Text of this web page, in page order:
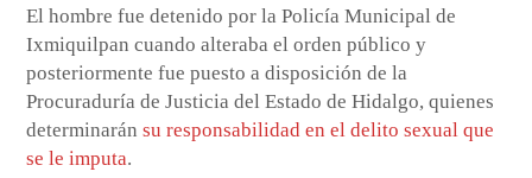
El hombre fue detenido por la Policía Municipal de
Ixmiquilpan cuando alteraba el orden público y
posteriormente fue puesto a disposición de la
Procuraduría de Justicia del Estado de Hidalgo, quienes
determinaránsu responsabilidad en el delito sexual que
se le imputa.